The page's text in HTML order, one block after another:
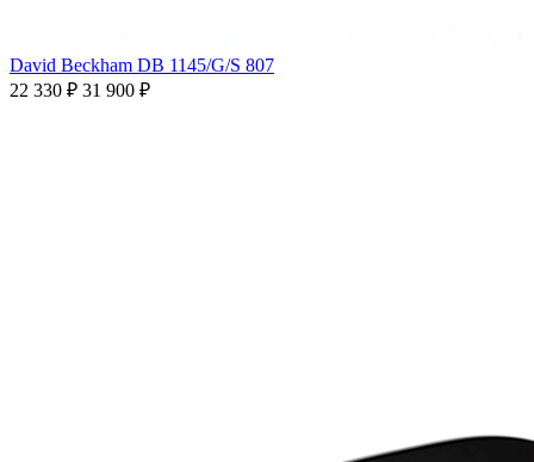
David Beckham DB 1145/G/S 807
22 330 ₽ 31 900 ₽